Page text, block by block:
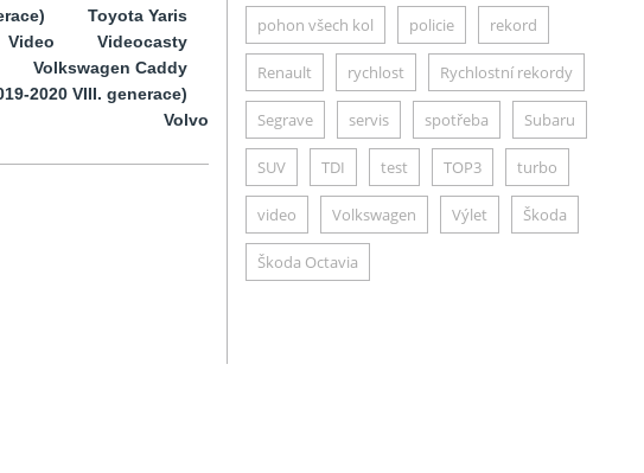
Toyota Yaris
Video
Videocasty
Volkswagen Caddy
2020 VIII. generace)
Volvo
pohon všech kol policie rekord
Renault rychlost Rychlostní rekordy
Segrave servis spotřeba Subaru
SUV TDI test TOP3 turbo
video Volkswagen Výlet Škoda
Škoda Octavia